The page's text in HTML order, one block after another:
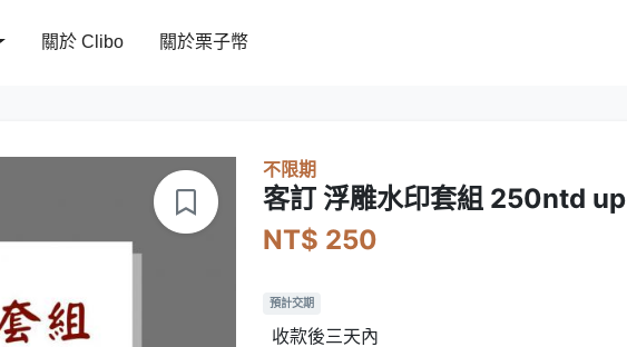
關於 Clibo 關於栗子幣
不限期
客訂 浮雕水印套組 250ntd up
NT$ 250
預計交期
收款後三天內